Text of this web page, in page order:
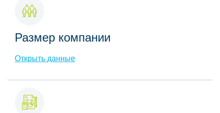
Размер компании
Открыть данные